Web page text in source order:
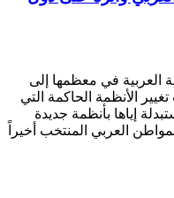
العربية في معظمها إلى
الأنظمة الحاكمة التي
إياها بأنظمة جديدة
العربي المنتخب أخيراً